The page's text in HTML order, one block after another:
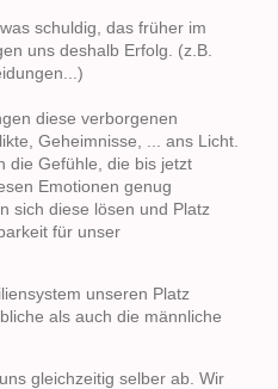
schuldig, das früher im
uns deshalb Erfolg. (z.B.
diese verborgenen
Geheimnisse, ... ans Licht.
die Gefühle, die bis jetzt
Emotionen genug
sich diese lösen und Platz
für unser
unseren Platz
als auch die männliche
gleichzeitig selber ab. Wir